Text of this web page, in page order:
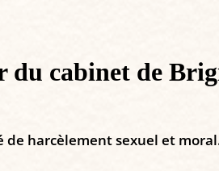
du cabinet de
de harcèlement sexuel et